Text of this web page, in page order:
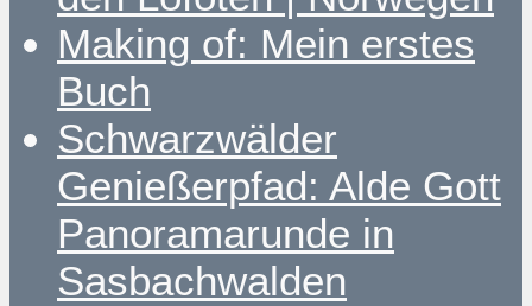
Making of: Mein erstes
Buch
Schwarzwälder
Genießerpfad: Alde Gott
Panoramarunde in
Sasbachwalden